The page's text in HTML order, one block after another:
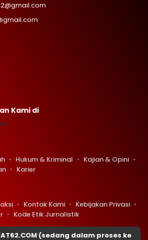
Kami di
Hukum & Kriminal
Kajian & Opini
Karier
Kontak Kami
Kebijakan Privasi
Kode Etik Jurnalistik
(sedang dalam proses ke